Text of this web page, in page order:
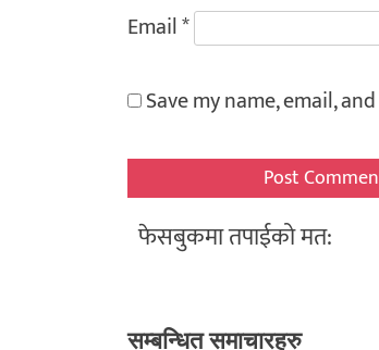
Email*
Save my name, email,
फेसबुकमा तपाईको मत:
सम्बन्धित समाचारहरु